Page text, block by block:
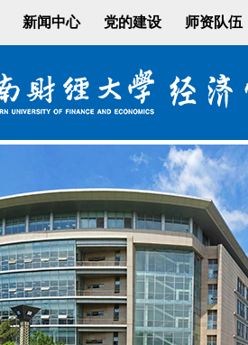
新闻中心 党的建设 师资队伍